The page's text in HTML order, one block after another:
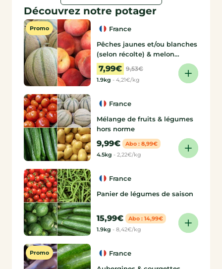
Découvrez notre potager
Promo
France
Pêches jaunes et/ou blanches
(selon récolte) & melon
Charentais
7,99€ 9,53€
1.9kg - 4,21€/kg
France
Mélange de fruits & légumes
hors norme
9,99€
Abo : 8,99€
4.5kg - 2,22€/kg
France
Panier de légumes de saison
15,99€
Abo : 14,99€
1.9kg - 8,42€/kg
Promo
France